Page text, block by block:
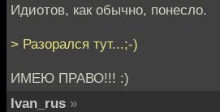
Идиотов, как обычно, понесло.
> Разорался тут...;-)
ИМЕЮ ПРАВО!!! :)
Ivan_rus »